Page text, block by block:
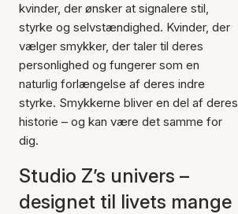
kvinder, der ønsker at signalere stil,
styrke og selvstændighed. Kvinder, der
vælger smykker, der taler til deres
personlighed og fungerer som en
naturlig forlængelse af deres indre
styrke. Smykkerne bliver en del af deres
historie – og kan være det samme for
dig.
Studio Z’s univers –
designet til livets mange